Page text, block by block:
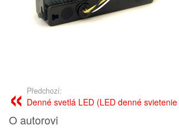
Předchozí:
Denné svetlá LED (LED denné
O autorovi